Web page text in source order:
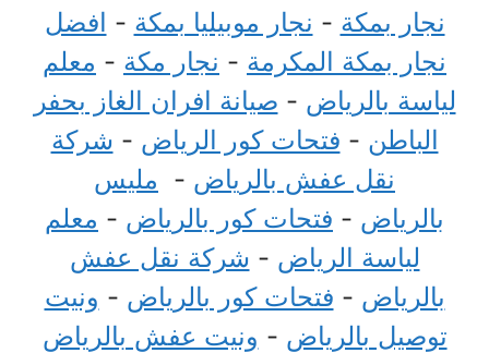
نجار بمكة - نجار موبيليا بمكة - افضل
نجار بمكة المكرمة - نجار مكة - معلم
لياسة بالرياض - صيانة افران الغاز بحفر
الباطن - فتحات كور الرياض - شركة
نقل عفش بالرياض - مليس
بالرياض - فتحات كور بالرياض - معلم
لياسة الرياض - شركة نقل عفش
بالرياض - فتحات كور بالرياض - ونيت
توصيل بالرياض - ونيت عفش بالرياض